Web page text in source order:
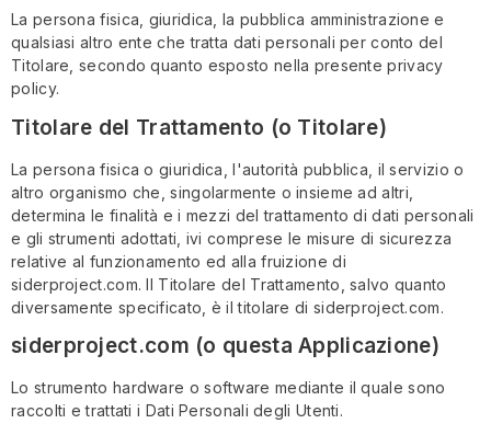
La persona fisica, giuridica, la pubblica amministrazione e
qualsiasi altro ente che tratta dati personali per conto del
Titolare, secondo quanto esposto nella presente privacy
policy.
Titolare del Trattamento (o Titolare)
La persona fisica o giuridica, l'autorità pubblica, il servizio o
altro organismo che, singolarmente o insieme ad altri,
determina le finalità e i mezzi del trattamento di dati personali
e gli strumenti adottati, ivi comprese le misure di sicurezza
relative al funzionamento ed alla fruizione di
siderproject.com. Il Titolare del Trattamento, salvo quanto
diversamente specificato, è il titolare di siderproject.com.
siderproject.com (o questa Applicazione)
Lo strumento hardware o software mediante il quale sono
raccolti e trattati i Dati Personali degli Utenti.